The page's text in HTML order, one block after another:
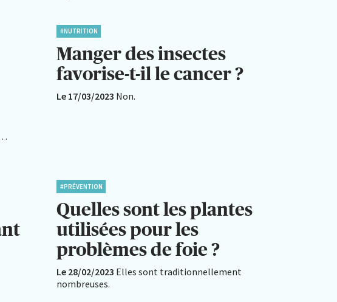
#NUTRITION
Manger des insectes
favorise-t-il le cancer ?
Le 17/03/2023 Non.
#PRÉVENTION
Quelles sont les plantes
utilisées pour les
problèmes de foie ?
Le 28/02/2023 Elles sont traditionnellement
nombreuses.